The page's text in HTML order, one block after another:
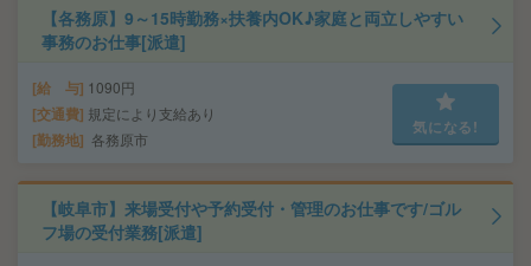
【各務原】9～15時勤務×扶養内OK♪家庭と両立しやすい
事務のお仕事[派遣]
給 与 1090円
交通費 規定により支給あり
勤務地 各務原市
気になる!
【岐阜市】来場受付や予約受付・管理のお仕事です/ゴル
フ場の受付業務[派遣]